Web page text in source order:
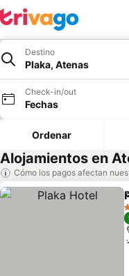
Destino
Plaka, Atenas
Check-in/out
Fechas
Ordenar
Alojamientos en
Cómo los pagos afectan